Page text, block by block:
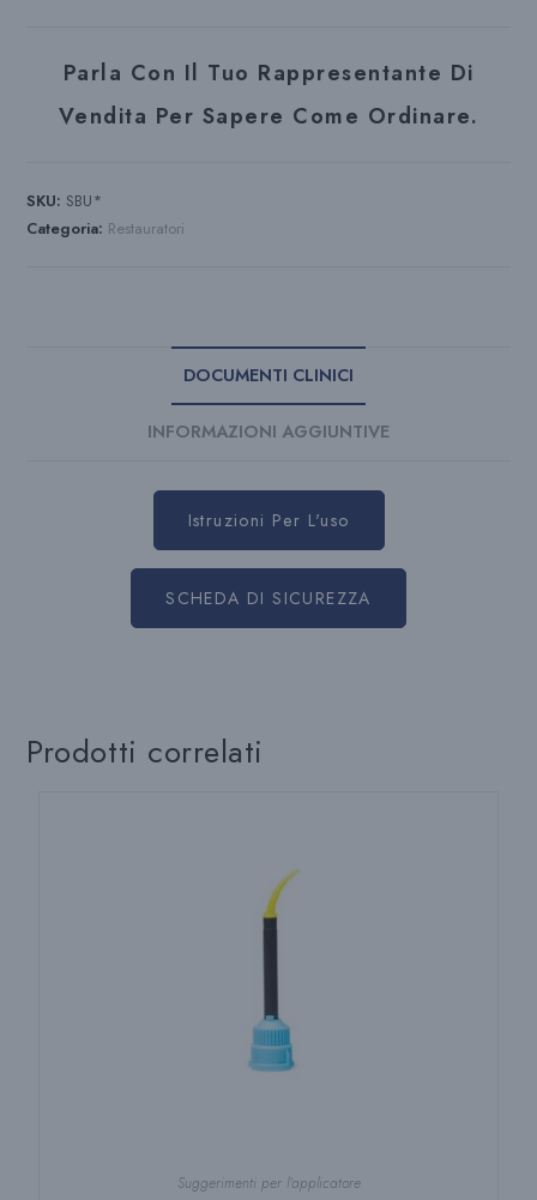
Parla Con Il Tuo Rappresentante Di
Vendita Per Sapere Come Ordinare.
SKU: SBU*
Categoria: Restauratori
DOCUMENTI CLINICI
INFORMAZIONI AGGIUNTIVE
Istruzioni Per L'uso
SCHEDA DI SICUREZZA
Prodotti correlati
Suggerimenti per l'applicatore